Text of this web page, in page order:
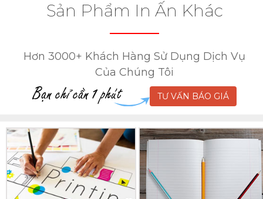
Sản Phẩm In Ấn Khác
Hơn 3000+ Khách Hàng Sử Dụng Dịch Vụ
Của Chúng Tôi
TƯ VẤN BÁO GIÁ
In
Nhanh
Xem
In
Vở
-